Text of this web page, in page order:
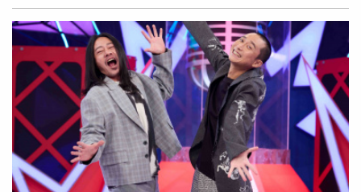
是你們的帥哥始源」，並向粉絲表達了思念，利特更是大聲
喊出「台灣」及「新北」問候，提到2024最後一天能和大
家一起度過非常幸福，尤其久違在戶外表演更幸福，也喊話
時間是不會重來的，所以要在場觀眾享受現在這一刻。陳勢
安演唱多首招牌歌曲。（圖／林士傑攝）至於粉絲的應援影
片，完全不知情的三人看完後，異口同聲發出感嘆，表示每
次來台都會收到粉絲們給的驚喜禮物，感到很窩心，利特更
向粉絲們大喊「老婆」，許下2025年能和E.L.F.一直待在一
起的願望，明年20週年也會與跟大家更接近，也感性說因為